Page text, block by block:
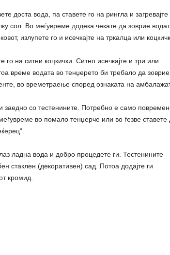
доста вода, па ставете го на рингла и загревајте
сол. Во меѓувреме додека чекате да зоврие
излупете го и исечкајте на тркалца или
го на ситни коцкички. Ситно исечкајте и три или
време водата во тенџерето би требало да зоврие,
во времетраење според ознаката на
заедно со тестенините. Потребно е само
во помало тенџерче или во ѓезве ставете
ладна вода и добро процедете ги. Тестенините
стаклен (декоративен) сад. Потоа додајте ги
кромид.